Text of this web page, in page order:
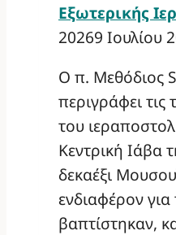
Εξωτερικής
20269 Ιουλίου
Ο π. Μεθόδιος
περιγράφει τις
του
Κεντρική Ιάβα
δεκαέξι
ενδιαφέρον
βαπτίστηκαν,